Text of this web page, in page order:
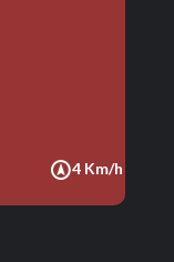
4 Km/h